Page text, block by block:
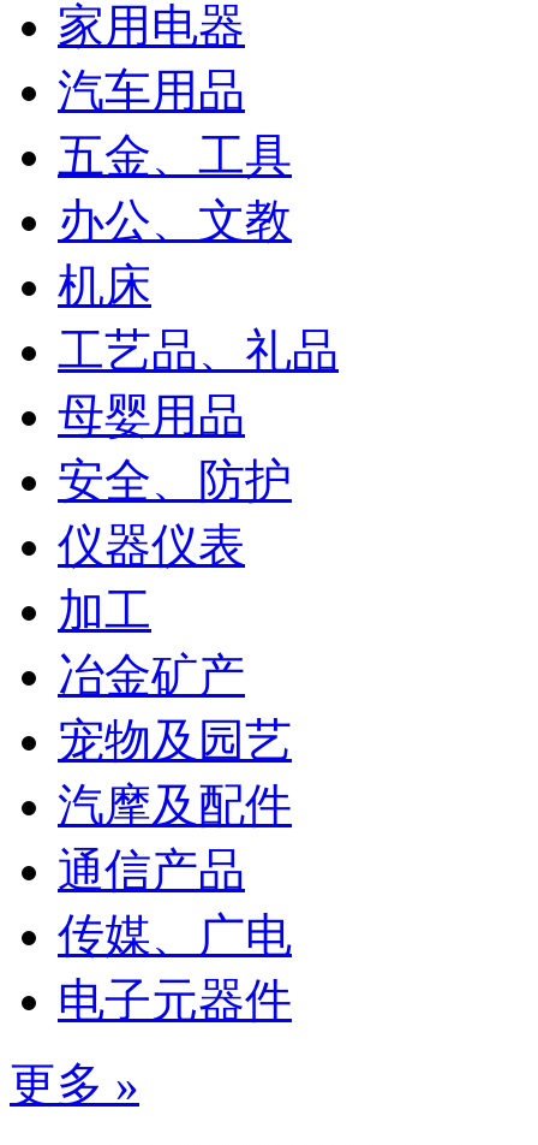
家用电器
汽车用品
五金、工具
办公、文教
机床
工艺品、礼品
母婴用品
安全、防护
仪器仪表
加工
冶金矿产
宠物及园艺
汽摩及配件
通信产品
传媒、广电
电子元器件
更多 »